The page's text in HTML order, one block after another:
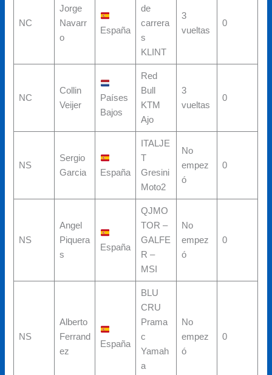
NC
Jorge
Navarr
o
España
de
carrera
s
KLINT
3
vueltas
0
NC
Collin
Veijer
Países
Bajos
Red
Bull
KTM
Ajo
3
vueltas
0
NS
Sergio
Garcia
España
ITALJE
T
Gresini
Moto2
No
empez
ó
0
NS
Angel
Piquera
s
España
QJMO
TOR –
GALFE
R –
MSI
No
empez
ó
0
NS
Alberto
Ferrand
ez
España
BLU
CRU
Prama
c
Yamah
a
No
empez
ó
0